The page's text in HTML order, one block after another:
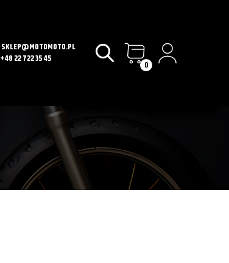
SKLEP@MOTOMOTO.PL
+48 22 722 35 45 0